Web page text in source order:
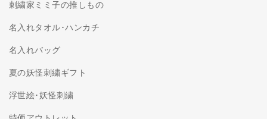
刺繍家ミミ子の推しもの
名入れタオル･ハンカチ
名入れバッグ
夏の妖怪刺繍ギフト
浮世絵･妖怪刺繍